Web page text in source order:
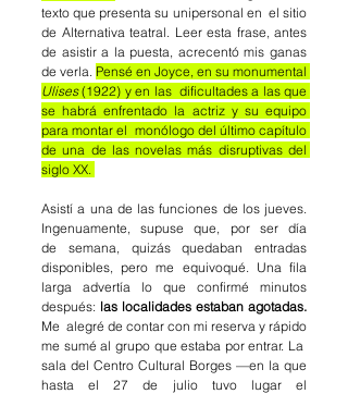
texto que presenta su unipersonal en el sitio
de Alternativa teatral. Leer esta frase, antes
de asistir a la puesta, acrecentó mis ganas
de verla.
Ulises (1922) y en las  dificultades a las que
se habrá enfrentado la actriz y su equipo
para montar el  monólogo del último capítulo
de una de las novelas más disruptivas del
siglo XX.
Asistí a una de las funciones de los jueves.
Ingenuamente, supuse que, por ser día
de
semana, quizás quedaban entradas
disponibles, pero me equivoqué. Una fila
larga
advertía lo que confirmé minutos
después: las localidades estaban agotadas.
Me alegré de contar con mi reserva y rápido
me sumé al grupo que estaba por entrar. La
sala del Centro Cultural Borges —en la que